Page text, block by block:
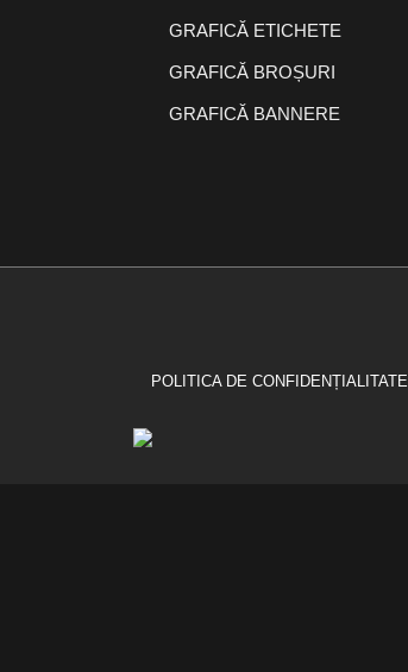
GRAFICĂ ETICHETE
GRAFICĂ BROȘURI
GRAFICĂ BANNERE
POLITICA DE CONFIDENȚIALITATE